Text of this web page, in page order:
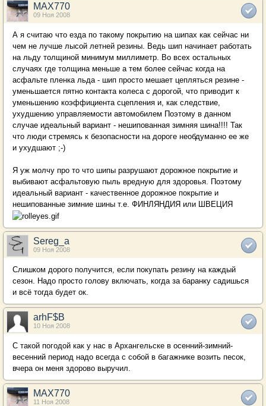
MAX770
09 Ноя 2008
А я считаю что езда по такому покрытию на шипах как сейчас ни
чем не лучше лысой летней резины. Ведь шип начинает работать
на льду толщиной минимум миллиметр. Во всех остальных
случаях где толщина меньше а тем более сейчас когда на
асфальте пленка льда - шип просто мешает цепляться резине -
уменьшается пятно контакта колеса с дорогой, что приводит к
уменьшению коэффициента сцепления и, как следствие,
ухудшению управляемости автомобилем Поэтому в данном
случае идеальный вариант - нешипованная зимняя шина!!!! Так
что люди стремясь к безопасности на дороге необдуманно ее же
и ухудшают ;-)
Я уж молчу про то что шипы разрушают дорожное покрытие и
выбивают асфальтовую пыль вредную для здоровья. Поэтому
идеальный вариант - качественное дорожное покрытие и
нешипованные зимние шины т.е. ФИНЛЯНДИЯ или ШВЕЦИЯ
Sereg_a
09 Ноя 2008
Слишком дорого получится, если покупать резину на каждый
сезон. Надо просто голову включать, когда за баранку садишься
и всё тогда будет ок.
arhF$B
10 Ноя 2008
С такой погодой как у нас в Архангельске в осенний-зимний-
весенний период надо всегда с собой в багажнике возить песок,
вчера он меня здорово выручил.
MAX770
11 Ноя 2008